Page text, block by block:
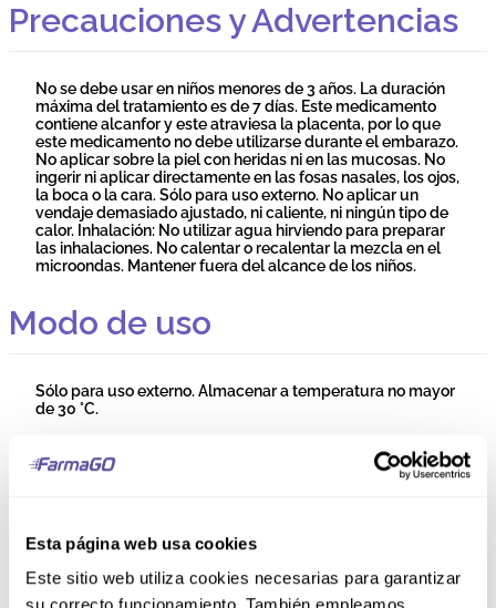
Esta página web usa cookies
Este sitio web utiliza cookies necesarias para garantizar
Precauciones y Advertencias
No se debe usar en niños menores de 3 años. La duración
máxima del tratamiento es de 7 días. Este medicamento
contiene alcanfor y este atraviesa la placenta, por lo que
este medicamento no debe utilizarse durante el embarazo.
No aplicar sobre la piel con heridas ni en las mucosas. No
ingerir ni aplicar directamente en las fosas nasales, los ojos,
la boca o la cara. Sólo para uso externo. No aplicar un
vendaje demasiado ajustado, ni caliente, ni ningún tipo de
calor. Inhalación: No utilizar agua hirviendo para preparar
las inhalaciones. No calentar o recalentar la mezcla en el
microondas. Mantener fuera del alcance de los niños.
Modo de uso
Sólo para uso externo. Almacenar a temperatura no mayor
de 30 °C.
Composición
Cada 100 g contiene: Alcanfor 9.00 g, Mentol 1.35 g,
Salicilato de Metilo 0.33 g. Excipientes: Parafina, Aceite de
Pino, Aceite de Eucalipto, Dióxido de Titanio, Vaselina.